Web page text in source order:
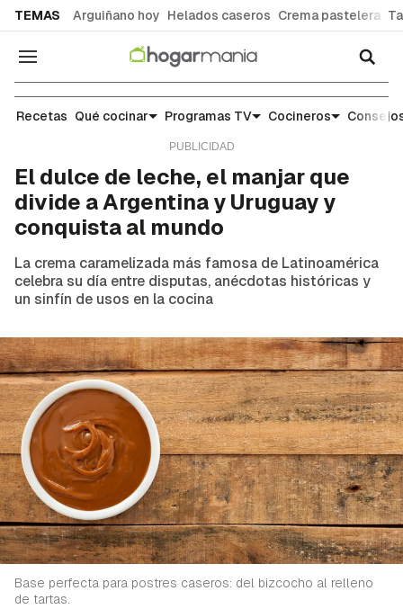
TEMAS Arguiñano hoy Helados caseros Crema pastelera
Navegación
Noticias y tendencias gastronómicas
Recetas Qué cocinar Programas TV Cocineros
El dulce de leche, el manjar que
divide a Argentina y Uruguay y
conquista al mundo
La crema caramelizada más famosa de Latinoamérica
celebra su día entre disputas, anécdotas históricas y
un sinfín de usos en la cocina
Base perfecta para postres caseros: del bizcocho al relleno
de tartas.